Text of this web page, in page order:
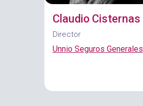
Claudio Cisternas
Director
Unnio Seguros Generales